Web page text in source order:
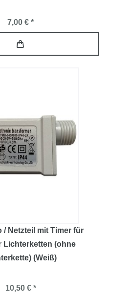
7,00 € *
/ Netzteil mit Timer für
Lichterketten (ohne
(Weiß)
10,50 € *